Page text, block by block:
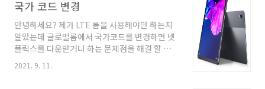
3) 그리고, 파일 관리를 하기 위한 서버 (없어도
됩니다.) 상기 3개가 동기화 하기 위해서
Syncthing을 사용합니다. 다른 곳들을 찾아보
면 구글 포토 앱에 대해서 매크로를 거는 경우가
많은데요. 실제로 매크로 없이도 정상적인 방법
으로 운용에 크게 문제가 없었습니다. 거의 바로
국가 코드 변경
안녕하세요? 제가 LTE 롬을 사용해야만 하는지
알았는데 글로벌롬에서 국가코드를 변경하면 넷
플릭스를 다운받거나 하는 문제점을 해결 할 수
있다고 들어서 바로 글로벌롬으로 바꿉니다. 1.
다시 글로벌롬으로 회기 하기 글에서 롬파일만
2021. 9. 11.